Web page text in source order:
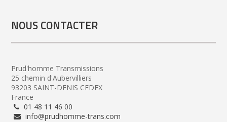
NOUS CONTACTER
Prud'homme Transmissions
25 chemin d'Aubervilliers
93203 SAINT-DENIS CEDEX
France
01 48 11 46 00
info@prudhomme-trans.com